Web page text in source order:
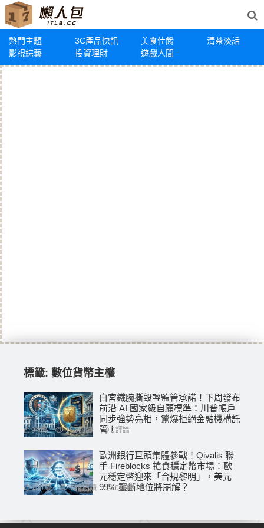
熱門主題 3C產品快訊 美食佳餚
清茶淡話
影視綜藝
投資理財 遊戲人間
標籤: 數位貨幣主權
白宮鐵腕撕毀輕監管承諾！下周發布
前沿 AI 國家級自願標準：川普帳戶
同步強勢亮相，驚爆拒絕金融機構託
管！
94讚 153閱讀 0評論
歐洲銀行巨頭集體參戰！Qivalis 聯
手 Fireblocks 搶食穩定幣市場：歐
元穩定幣迎來「合規黎明」，美元
99% 壟斷地位將崩解？
100讚 129閱讀 0評論